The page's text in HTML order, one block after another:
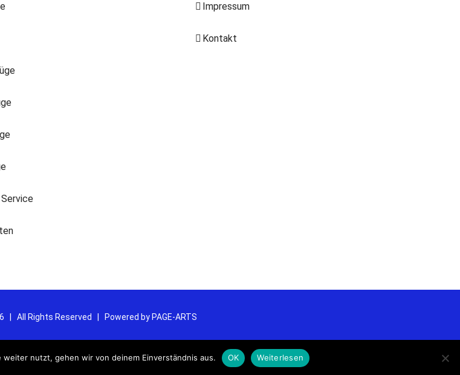
Impressum
Kontakt
| All Rights Reserved | Powered by PAGE-ARTS
nutzt, gehen wir von deinem Einverständnis aus. OK Weiterlesen